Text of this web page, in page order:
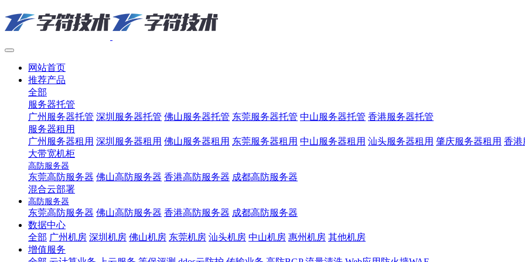
网站首页
推荐产品
全部
服务器托管
广州服务器托管 深圳服务器托管 佛山服务器托管 东莞服务器托管 中山服务器托管 香港服务器托管
服务器租用
广州服务器租用 深圳服务器租用 佛山服务器租用 东莞服务器租用 中山服务器租用 汕头服务器租用 肇庆服务器租用 香港
大带宽机柜
高防服务器
东莞高防服务器 佛山高防服务器 香港高防服务器 成都高防服务器
混合云部署
高防服务器
东莞高防服务器 佛山高防服务器 香港高防服务器 成都高防服务器
数据中心
全部 广州机房 深圳机房 佛山机房 东莞机房 汕头机房 中山机房 惠州机房 其他机房
增值服务